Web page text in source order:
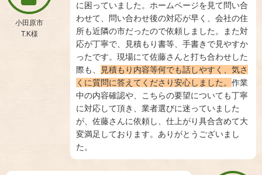
小田原市
T.K様
に困っていました。ホームページを見て問い合
わせて、問い合わせ後の対応が早く、会社の住
所も近隣の市だったので依頼しました。また対
応が丁寧で、見積もり書等、手書きで見やすか
ったです。現場にて佐藤さんと打ち合わせした
際も、
見積もり内容等何でも話しやすく、気さ
くに質問に答えてくださり安心しました。 作業
中の内容確認や、こちらの要望についても丁寧
に対応して頂き、業者選びに迷っていました
が、佐藤さんに依頼し、仕上がり具合含めて大
変満足しております。ありがとうございまし
た。